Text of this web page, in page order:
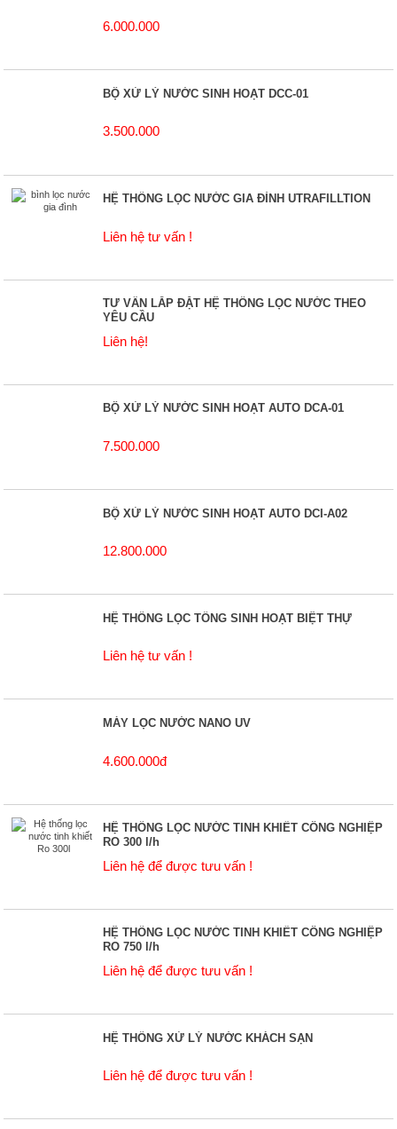
6.000.000
BỘ XỬ LÝ NƯỚC SINH HOẠT DCC-01
3.500.000
HỆ THỐNG LỌC NƯỚC GIA ĐÌNH UTRAFILLTION
Liên hệ tư vấn !
TƯ VẤN LẮP ĐẶT HỆ THỐNG LỌC NƯỚC THEO
YÊU CẦU
Liên hệ!
BỘ XỬ LÝ NƯỚC SINH HOẠT AUTO DCA-01
7.500.000
BỘ XỬ LÝ NƯỚC SINH HOẠT AUTO DCI-A02
12.800.000
HỆ THỐNG LỌC TỔNG SINH HOẠT BIỆT THỰ
Liên hệ tư vấn !
MÁY LỌC NƯỚC NANO UV
4.600.000đ
HỆ THỐNG LỌC NƯỚC TINH KHIẾT CÔNG NGHIỆP
RO 300 l/h
Liên hệ để được tưu vấn !
HỆ THỐNG LỌC NƯỚC TINH KHIẾT CÔNG NGHIỆP
RO 750 l/h
Liên hệ để được tưu vấn !
HỆ THỐNG XỬ LÝ NƯỚC KHÁCH SẠN
Liên hệ để được tưu vấn !